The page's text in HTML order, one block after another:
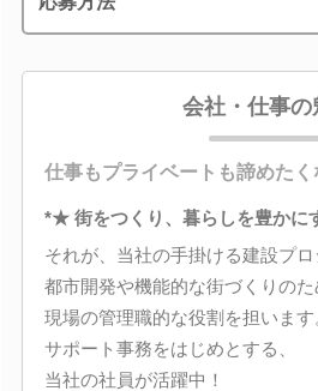
会社・仕事の
仕事もプライベートも諦めた
*★ 街をつくり、暮らしを豊かに
それが、当社の手掛ける建設プロ
都市開発や機能的な街づくりのた
現場の管理職的な役割を担います
サポート事務をはじめとする、
当社の社員が活躍中！